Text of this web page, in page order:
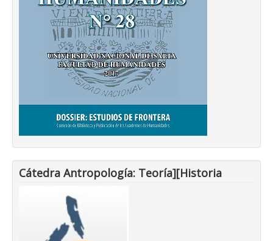
Cátedra Antropología: Teoría][Historia